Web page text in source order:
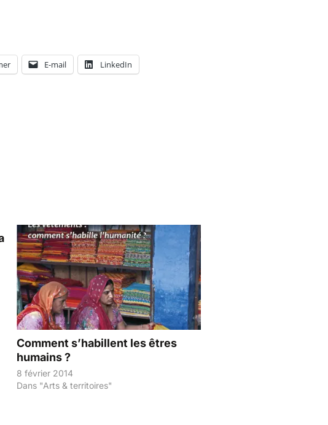
E-mail LinkedIn
Comment s’habillent les êtres
humains ?
8 février 2014
Dans "Arts & territoires"